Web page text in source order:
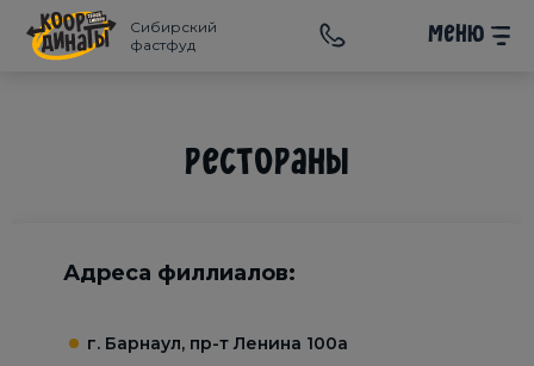
Сибирский
фастфуд
меню
Рестораны
Адреса филлиалов:
г. Барнаул, пр-т Ленина 100а